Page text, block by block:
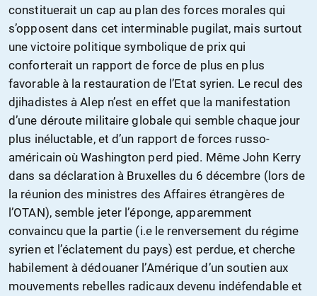
constituerait un cap au plan des forces morales qui
s’opposent dans cet interminable pugilat, mais surtout
une victoire politique symbolique de prix qui
conforterait un rapport de force de plus en plus
favorable à la restauration de l’Etat syrien. Le recul des
djihadistes à Alep n’est en effet que la manifestation
d’une déroute militaire globale qui semble chaque jour
plus inéluctable, et d’un rapport de forces russo-
américain où Washington perd pied. Même John Kerry
dans sa déclaration à Bruxelles du 6 décembre (lors de
la réunion des ministres des Affaires étrangères de
l’OTAN), semble jeter l’éponge, apparemment
convaincu que la partie (i.e le renversement du régime
syrien et l’éclatement du pays) est perdue, et cherche
habilement à dédouaner l’Amérique d’un soutien aux
mouvements rebelles radicaux devenu indéfendable et